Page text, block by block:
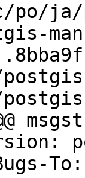
ja/